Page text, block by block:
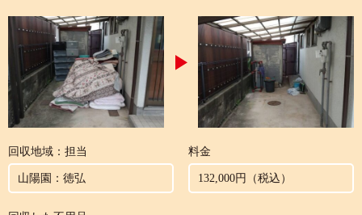
回収地域：担当
山陽園：徳弘
料金
132,000円（税込）